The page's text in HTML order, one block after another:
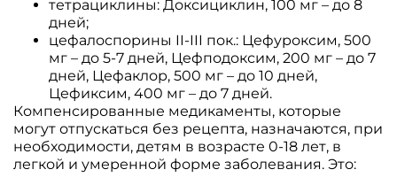
тетрациклины: Доксициклин, 100 мг – до 8
дней;
цефалоспорины II-III пок.: Цефуроксим, 500
мг – до 5-7 дней, Цефподоксим, 200 мг – до 7
дней, Цефаклор, 500 мг – до 10 дней,
Цефиксим, 400 мг – до 7 дней.
Компенсированные медикаменты, которые
могут отпускаться без рецепта, назначаются, при
необходимости, детям в возрасте 0-18 лет, в
легкой и умеренной форме заболевания. Это: